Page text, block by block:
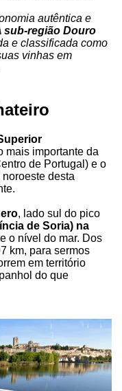
autêntica e
sub-região Douro
e classificada como
vinhas em
mais importante da
de Portugal) e o
desta
, lado sul do pico
de Soria) na
o nível do mar. Dos
km, para sermos
em território
do que